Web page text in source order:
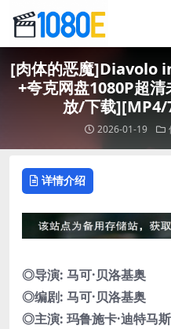
[肉体的恶魔]Diavolo
+夸克网盘1080P超
放/下载][MP4/
2026-01-19
详情介绍
◎导演: 马可·贝洛基奥
◎编剧: 马可·贝洛基奥
◎主演: 玛鲁施卡·迪特